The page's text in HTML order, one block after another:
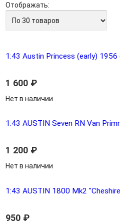
Отображать:
1:43 Austin Princess (early) 1956
1 600 ₽
Нет в наличии
1:43 AUSTIN Seven RN Van
1 200 ₽
Нет в наличии
1:43 AUSTIN 1800 Mk2
950 ₽